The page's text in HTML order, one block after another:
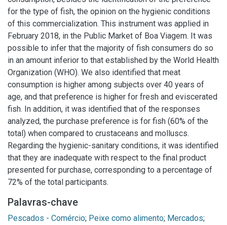
for the type of fish, the opinion on the hygienic conditions
of this commercialization. This instrument was applied in
February 2018, in the Public Market of Boa Viagem. It was
possible to infer that the majority of fish consumers do so
in an amount inferior to that established by the World Health
Organization (WHO). We also identified that meat
consumption is higher among subjects over 40 years of
age, and that preference is higher for fresh and eviscerated
fish. In addition, it was identified that of the responses
analyzed, the purchase preference is for fish (60% of the
total) when compared to crustaceans and molluscs.
Regarding the hygienic-sanitary conditions, it was identified
that they are inadequate with respect to the final product
presented for purchase, corresponding to a percentage of
72% of the total participants.
Palavras-chave
Pescados - Comércio; Peixe como alimento; Mercados;